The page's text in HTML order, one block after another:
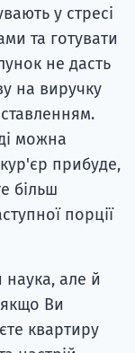
у стресі
та готувати
не дасть
на виручку
можна
прибуде,
більш
порції
наука, але й
Ви
квартиру